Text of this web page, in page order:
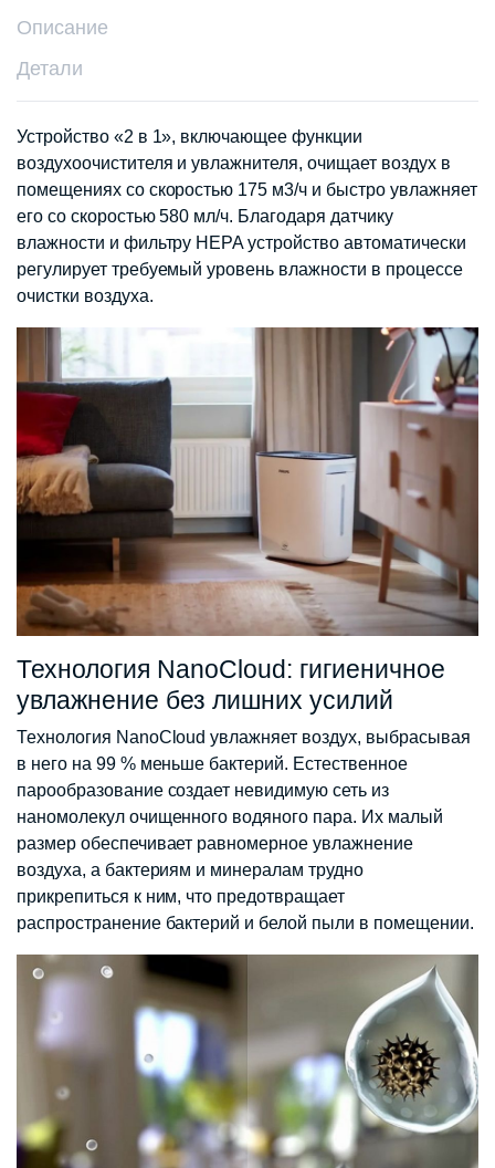
Описание
Детали
Устройство «2 в 1», включающее функции
воздухоочистителя и увлажнителя, очищает воздух в
помещениях со скоростью 175 м3/ч и быстро увлажняет
его со скоростью 580 мл/ч. Благодаря датчику
влажности и фильтру HEPA устройство автоматически
регулирует требуемый уровень влажности в процессе
очистки воздуха.
Технология NanoCloud: гигиеничное
увлажнение без лишних усилий
Технология NanoCloud увлажняет воздух, выбрасывая
в него на 99 % меньше бактерий. Естественное
парообразование создает невидимую сеть из
наномолекул очищенного водяного пара. Их малый
размер обеспечивает равномерное увлажнение
воздуха, а бактериям и минералам трудно
прикрепиться к ним, что предотвращает
распространение бактерий и белой пыли в помещении.